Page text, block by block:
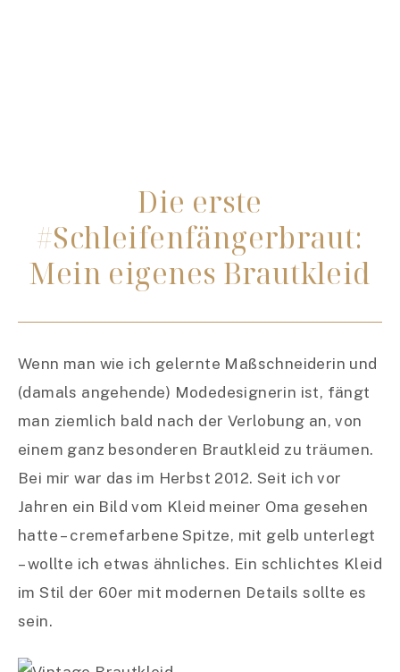
Die erste
#Schleifenfängerbraut:
Mein eigenes Brautkleid
Wenn man wie ich gelernte Maßschneiderin und
(damals angehende) Modedesignerin ist, fängt
man ziemlich bald nach der Verlobung an, von
einem ganz besonderen Brautkleid zu träumen.
Bei mir war das im Herbst 2012. Seit ich vor
Jahren ein Bild vom Kleid meiner Oma gesehen
hatte – cremefarbene Spitze, mit gelb unterlegt
– wollte ich etwas ähnliches. Ein schlichtes Kleid
im Stil der 60er mit modernen Details sollte es
sein.